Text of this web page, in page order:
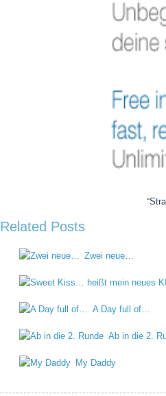
Related Posts
Zwei neue…
A Day full of…
Ab in die 2.
My Daddy